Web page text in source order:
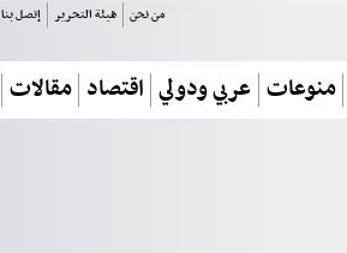
من نحن هيئة التحرير إتصل بنا
منوعات عربي ودولي اقتصاد مقالات